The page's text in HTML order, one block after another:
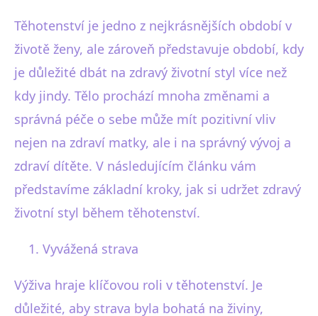
Těhotenství je jedno z nejkrásnějších období v
životě ženy, ale zároveň představuje období, kdy
je důležité dbát na zdravý životní styl více než
kdy jindy. Tělo prochází mnoha změnami a
správná péče o sebe může mít pozitivní vliv
nejen na zdraví matky, ale i na správný vývoj a
zdraví dítěte. V následujícím článku vám
představíme základní kroky, jak si udržet zdravý
životní styl během těhotenství.
Vyvážená strava
Výživa hraje klíčovou roli v těhotenství. Je
důležité, aby strava byla bohatá na živiny,